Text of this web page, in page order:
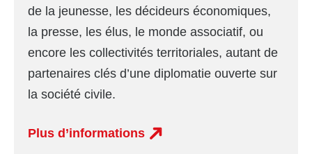
de la jeunesse, les décideurs économiques,
la presse, les élus, le monde associatif, ou
encore les collectivités territoriales, autant de
partenaires clés d’une diplomatie ouverte sur
la société civile.
Plus d’informations